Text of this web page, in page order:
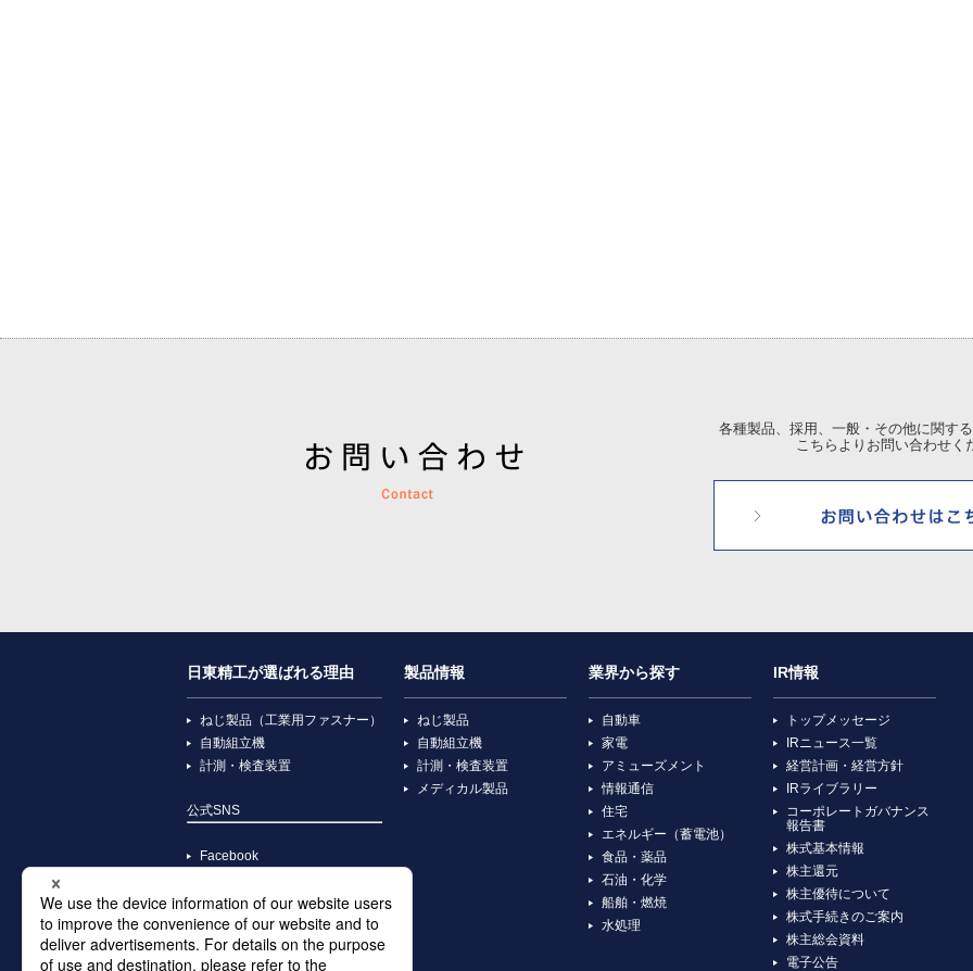
各種製品、採用、一般・その他に関す
こちらよりお問い合わせく
日東精工が選ばれる理由
ねじ製品（工業用ファスナー）
自動組立機
計測・検査装置
公式SNS
Facebook
X
Instagram
TikTok
製品情報
ねじ製品
自動組立機
計測・検査装置
メディカル製品
業界から探す
自動車
家電
アミューズメント
情報通信
住宅
エネルギー（蓄電池）
食品・薬品
石油・化学
船舶・燃焼
水処理
IR情報
トップメッセージ
IRニュース一覧
経営計画・経営方針
IRライブラリー
コーポレートガバナンス
報告書
株式基本情報
株主還元
株主優待について
株式手続きのご案内
株主総会資料
電子公告